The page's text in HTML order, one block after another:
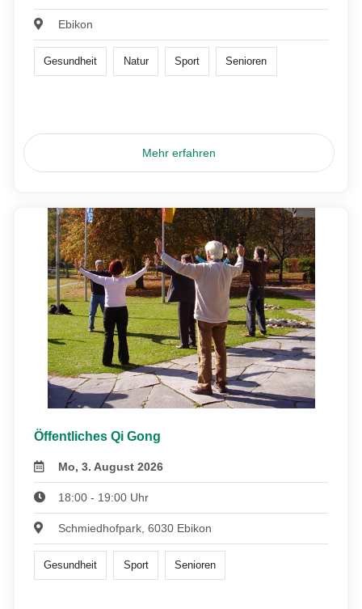
Ebikon
Gesundheit Natur Sport Senioren
Mehr erfahren
Öffentliches Qi Gong
Mo, 3. August 2026
18:00 - 19:00 Uhr
Schmiedhofpark, 6030 Ebikon
Gesundheit Sport Senioren